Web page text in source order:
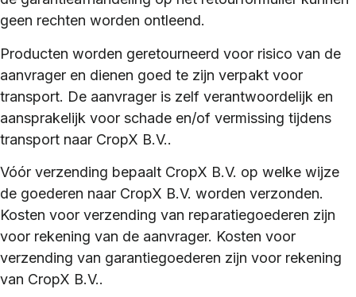
geen rechten worden ontleend.
Producten worden geretourneerd voor risico van de
aanvrager en dienen goed te zijn verpakt voor
transport. De aanvrager is zelf verantwoordelijk en
aansprakelijk voor schade en/of vermissing tijdens
transport naar CropX B.V..
Vóór verzending bepaalt CropX B.V. op welke wijze
de goederen naar CropX B.V. worden verzonden.
Kosten voor verzending van reparatiegoederen zijn
voor rekening van de aanvrager. Kosten voor
verzending van garantiegoederen zijn voor rekening
van CropX B.V..